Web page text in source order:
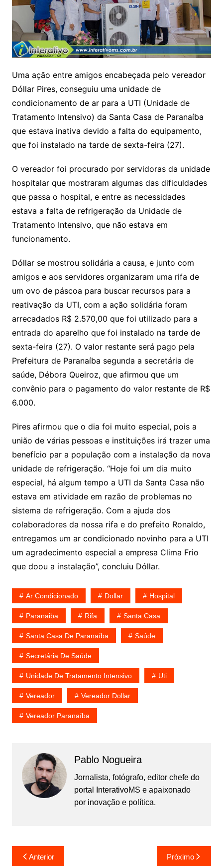
Uma ação entre amigos encabeçada pelo vereador
Dóllar Pires, conseguiu uma unidade de
condicionamento de ar para a UTI (Unidade de
Tratamento Intensivo) da Santa Casa de Paranaíba
que estava inativa devido a falta do equipamento,
que foi instalado na tarde de sexta-feira (27).
O vereador foi procurado por servidoras da unidade
hospitalar que mostraram algumas das dificuldades
que passa o hospital, e entre as necessidades
estava a falta de refrigeração da Unidade de
Tratamento Intensivo, que não estava em
funcionamento.
Dóllar se mostrou solidária a causa, e junto com
amigos e aos servidores organizaram uma rifa de
um ovo de páscoa para buscar recursos para a
reativação da UTI, com a ação solidária foram
arrecadados R$ 2.570,00 que foi utilizado para a
entrada do aparelho que foi instalado na tarde de
sexta-feira (27). O valor restante será pago pela
Prefeitura de Paranaíba segunda a secretária de
saúde, Débora Queiroz, que afirmou que um
convênio para o pagamento do valor restante de R$
6.000.
Pires afirmou que o dia foi muito especial, pois a
união de várias pessoas e instituições irá trazer uma
benefício par a população com a instalação da nova
unidade de refrigeração. “Hoje foi um dia muito
especial, há algum tempo a UTI da Santa Casa não
estava em atividade em razão de problemas no
sistema de refrigeração. Com a ajuda dos
colaboradores da nossa rifa e do prefeito Ronaldo,
entregamos um ar condicionado novinho para a UTI
um agradecimento especial a empresa Clima Frio
que doou a instalação”, concluiu Dóllar.
Ar Condicionado Dollar Hospital
Paranaiba Rifa Santa Casa
Santa Casa De Paranaíba Saúde
Secretária De Saúde
Unidade De Tratamento Intensivo Uti
Vereador Vereador Dollar
Vereador Paranaíba
Pablo Nogueira
Jornalista, fotógrafo, editor chefe do
portal InterativoMS e apaixonado
por inovação e política.
Navegação
Anterior Próximo